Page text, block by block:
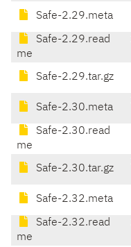
Safe-2.29.meta
Safe-2.29.read
me
Safe-2.29.tar.gz
Safe-2.30.meta
Safe-2.30.read
me
Safe-2.30.tar.gz
Safe-2.32.meta
Safe-2.32.read
me